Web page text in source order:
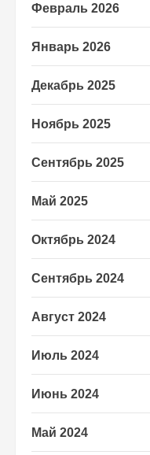
Февраль 2026
Январь 2026
Декабрь 2025
Ноябрь 2025
Сентябрь 2025
Май 2025
Октябрь 2024
Сентябрь 2024
Август 2024
Июль 2024
Июнь 2024
Май 2024